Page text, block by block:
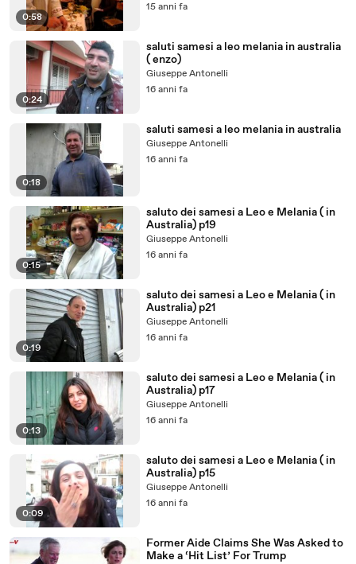
0:58
15 anni fa
0:24
saluti samesi a leo melania in australia
( enzo)
Giuseppe Antonelli
16 anni fa
0:18
saluti samesi a leo melania in australia
Giuseppe Antonelli
16 anni fa
0:15
saluto dei samesi a Leo e Melania ( in
Australia) p19
Giuseppe Antonelli
16 anni fa
0:19
saluto dei samesi a Leo e Melania ( in
Australia) p21
Giuseppe Antonelli
16 anni fa
0:13
saluto dei samesi a Leo e Melania ( in
Australia) p17
Giuseppe Antonelli
16 anni fa
0:09
saluto dei samesi a Leo e Melania ( in
Australia) p15
Giuseppe Antonelli
16 anni fa
Former Aide Claims She Was Asked to
Make a ‘Hit List’ For Trump